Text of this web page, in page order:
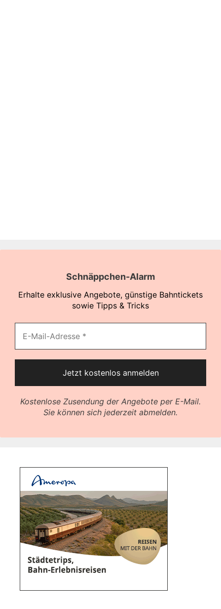
Schnäppchen-Alarm
Erhalte exklusive Angebote, günstige Bahntickets
sowie Tipps & Tricks
Kostenlose Zusendung der Angebote per E-Mail.
Sie können sich jederzeit abmelden.